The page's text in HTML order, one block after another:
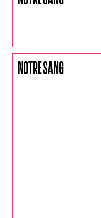
NOTRE SANG